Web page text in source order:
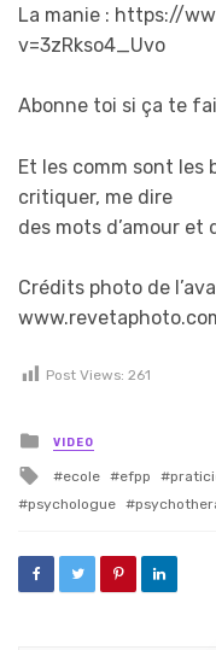
La manie : https://
v=3zRkso4_Uvo
Abonne toi si ça te
Et les comm sont les
critiquer, me dire
des mots d’amour et
Crédits photo de
Post Views: 261
Posted in
VIDEO
Tagged with
ecole efpp
psychologue